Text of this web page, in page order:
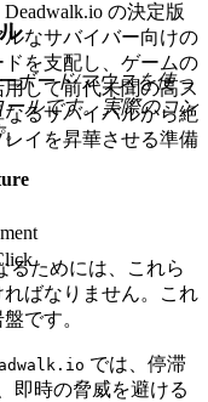
ボード/マウスを使っ
ルです。実際のコン
の決定版
なサバイバー向けの
を支配し、ゲームの
して前代未聞の高ス
るサバイバルから絶
イを昇華させる準備
るためには、これら
ばなりません。これ
です。
では、停滞
即時の脅威を避ける